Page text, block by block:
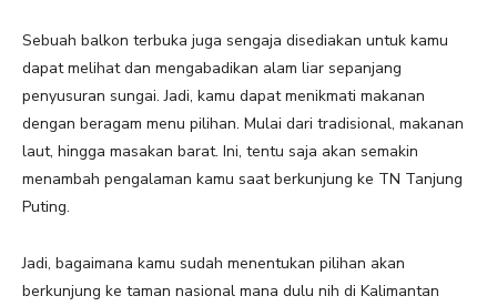
Sebuah balkon terbuka juga sengaja disediakan untuk kamu
dapat melihat dan mengabadikan alam liar sepanjang
penyusuran sungai. Jadi, kamu dapat menikmati makanan
dengan beragam menu pilihan. Mulai dari tradisional, makanan
laut, hingga masakan barat. Ini, tentu saja akan semakin
menambah pengalaman kamu saat berkunjung ke TN Tanjung
Puting.
Jadi, bagaimana kamu sudah menentukan pilihan akan
berkunjung ke taman nasional mana dulu nih di Kalimantan